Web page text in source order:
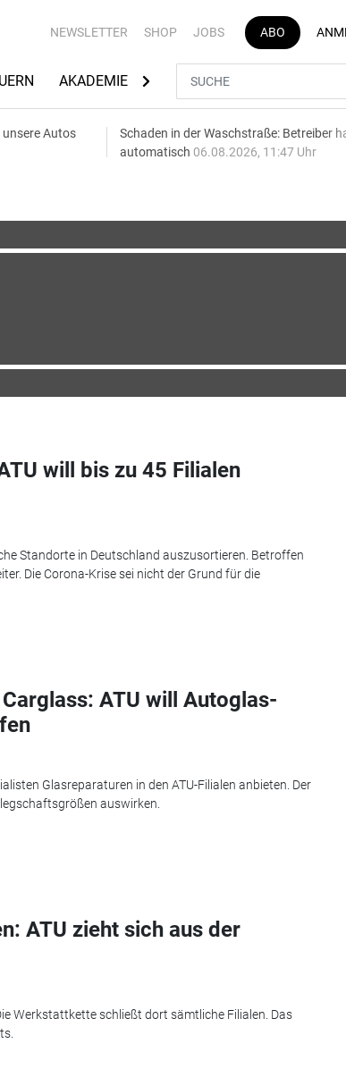
NEWSLETTER SHOP JOBS ABO
AKADEMIE AUTOMARKEN
unsere Autos
Schaden in der Waschstraße: Betreiber
automatisch 06.08.2026, 11:47 Uhr
will bis zu 45 Filialen
Standorte in Deutschland auszusortieren. Betroffen
Die Corona-Krise sei nicht der Grund für die
ATU will Autoglas-
Glasreparaturen in den ATU-Filialen anbieten. Der
auswirken.
ATU zieht sich aus der
Werkstattkette schließt dort sämtliche Filialen. Das